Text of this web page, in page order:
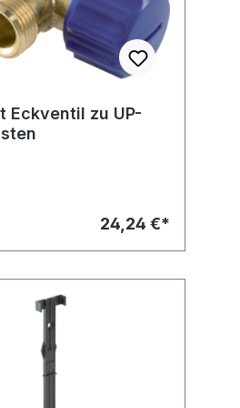
Eckventil zu UP-
24,24 €*